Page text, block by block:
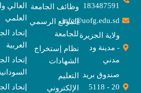
183487591
info@uofg.edu.sd
ولاية الجزيرة
- مدينة ود
صندوق بريد
20 - 5118
وظائف الجامعة
الموقع الرسمي
للجامعة
نظام إستخراج
الشهادات
التعليم
الإلكتروني
العالي والبحث
العلمي
إتحاد الجامعات
العربية
إتحاد الجامعات
السودانية
إتحاد الجامعات